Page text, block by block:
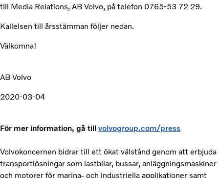
till Media Relations, AB Volvo, på telefon 0765-53 72 29.
Kallelsen till årsstämman följer nedan.
Välkomna!
AB Volvo
2020-03-04
För mer information, gå till volvogroup.com/press
Volvokoncernen bidrar till ett ökat välstånd genom att erbjuda
transportlösningar som lastbilar, bussar, anläggningsmaskiner
och motorer för marina- och industriella applikationer samt